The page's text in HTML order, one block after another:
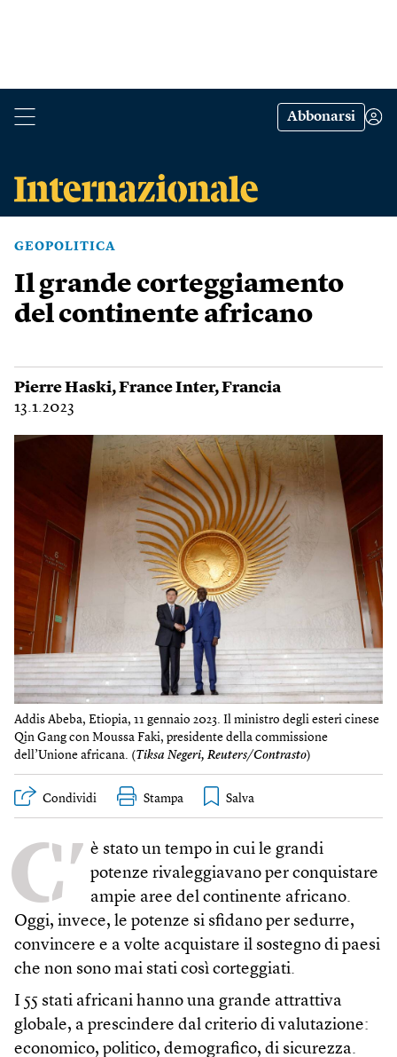
Abbonarsi
GEOPOLITICA
Il grande corteggiamento
del continente africano
Pierre Haski,France Inter,Francia
13.1.2023
Addis Abeba, Etiopia, 11 gennaio 2023. Il ministro degli esteri cinese
Qin Gang con Moussa Faki, presidente della commissione
dell’Unione africana. (Tiksa Negeri, Reuters/Contrasto)
Condividi Stampa
C’ è stato un tempo in cui le grandi
potenze rivaleggiavano per conquistare
ampie aree del continente africano.
Oggi, invece, le potenze si sfidano per sedurre,
convincere e a volte acquistare il sostegno di paesi
che non sono mai stati così corteggiati.
I 55 stati africani hanno una grande attrattiva
globale, a prescindere dal criterio di valutazione:
economico, politico, demografico, di sicurezza.